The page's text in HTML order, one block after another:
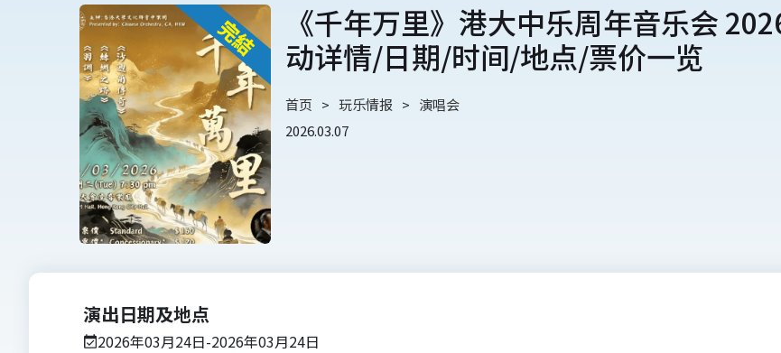
《千年万里》港大中乐周年音乐会
动详情/日期/时间/地点/票价一览
首页 玩乐情报
演唱会
2026.03.07
演出日期及地点
2026年03月24日-2026年03月24日